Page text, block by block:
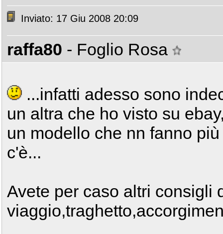
Inviato: 17 Giu 2008 20:09
raffa80 - Foglio Rosa
...infatti adesso sono
un altra che ho visto su
un modello che nn fanno
c'è...
Avete per caso altri consigli